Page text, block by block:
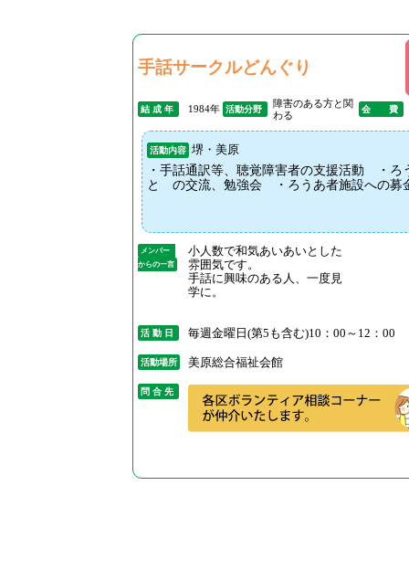
手話サークルどんぐり
結 成 年 1984年 活動分野
障害のある方と関
わる
会 費
活動内容 堺・美原
・手話通訳等、聴覚障害者の支援活動 ・ろ
と の交流、勉強会 ・ろうあ者施設への募
メンバー
からの一言
小人数で和気あいあいとした
雰囲気です。
手話に興味のある人、一度見
学に。
活 動 日 毎週金曜日(第5も含む)10：00～12：00
活動場所 美原総合福祉会館
問 合 先